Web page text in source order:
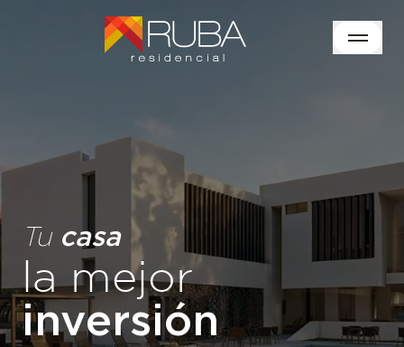
Tu casa
la mejor
inversión